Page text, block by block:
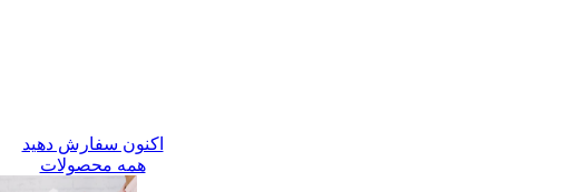
اکنون سفارش دهید
همه محصولات